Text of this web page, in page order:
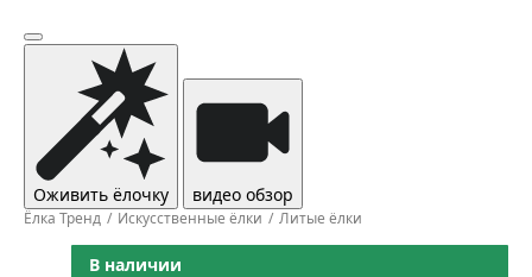
Оживить ёлочку видео обзор
Ёлка Тренд Искусственные ёлки Литые ёлки
В наличии